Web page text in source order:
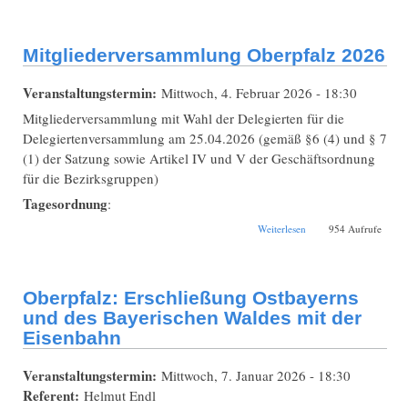
Mitgliederversammlung Oberpfalz 2026
Veranstaltungstermin: Mittwoch, 4. Februar 2026 - 18:30
Mitgliederversammlung mit Wahl der Delegierten für die
Delegiertenversammlung am 25.04.2026 (gemäß §6 (4) und § 7
(1) der Satzung sowie Artikel IV und V der Geschäftsordnung
für die Bezirksgruppen)
Tagesordnung:
Weiterlesen 954 Aufrufe
Oberpfalz: Erschließung Ostbayerns
und des Bayerischen Waldes mit der
Eisenbahn
Veranstaltungstermin: Mittwoch, 7. Januar 2026 - 18:30
Referent: Helmut Endl